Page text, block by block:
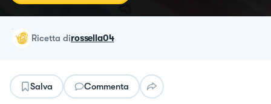
ricetta dirossella04
Salva Commenta